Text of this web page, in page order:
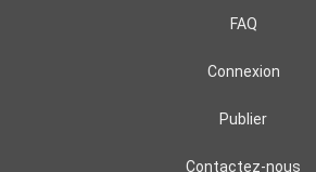
FAQ
Connexion
Publier
Contactez-nous